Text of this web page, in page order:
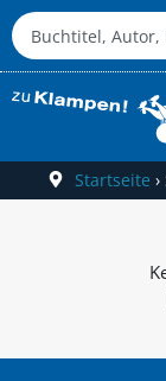
Startseite ›